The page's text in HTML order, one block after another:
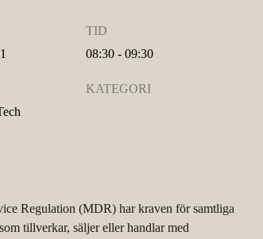
TID
08:30 - 09:30
KATEGORI
Regulation (MDR) har kraven för samtliga
tillverkar, säljer eller handlar med